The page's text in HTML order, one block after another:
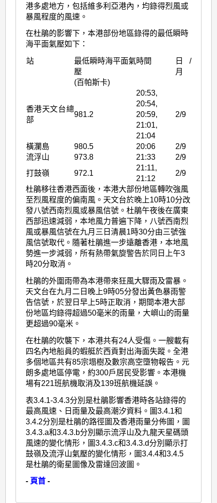
港多處地方，包括維多利亞港內，均錄得烈風或
暴風程度的風速。
在杜鵑的影響下，本港部份地區錄得的最低瞬時
海平面氣壓如下：
站
最低瞬時海平面氣
壓
(百帕斯卡)
時間
日/
月
香港天文台總
部
981.2
20:53,
20:54,
20:59,
21:01,
21:04
2/9
橫瀾島 980.5 20:06
2/9
流浮山
973.8 21:33
2/9
打鼓嶺
972.1
21:11,
21:12
2/9
杜鵑移往香港西面後，本港大部份地區轉吹強風
至烈風程度的偏南風。天文台於晚上10時10分改
發八號西南烈風或暴風信號。杜鵑午夜後在廣東
西部迅速減弱，本地風力普遍下降，八號西南烈
風或暴風信號在九月三日清晨1時30分由三號強
風信號取代。隨著杜鵑進一步遠離香港，本地風
勢進一步減弱，所有熱帶氣旋警告於同日上午3
時20分取消。
杜鵑的外圍雨帶為本港帶來狂風大驟雨及雷暴。
天文台在九月二日晚上9時05分發出黃色暴雨警
告信號，於翌日早上5時正取消，期間本港大部
份地區均錄得超過50毫米的雨量，大嶼山的雨量
更超過90毫米。
在杜鵑的吹襲下，本港共有24人受傷。一艘載有
四名內地船員的蝦艇於西貢對出海面失蹤。全港
多個地區共有85宗塌樹及數宗高空墮物報告。元
朗多處地區停電，約300戶居民受影響。本港機
場有221班航機取消及139班航機延誤。
表3.4.1-3.4.3分別是杜鵑影響香港時各站錄得的
最高風速、日雨量及最高潮汐資料。圖3.4.1和
3.4.2分別是杜鵑的路徑圖及香港雨量分佈圖，圖
3.4.3.a和3.4.3.b分別顯示流浮山及九龍天星碼頭
風速的變化情形，圖3.4.3.c和3.4.3.d分別顯示打
鼓嶺及流浮山氣壓的變化情形，圖3.4.4和3.4.5
是杜鵑的衛星圖像及雷達回波圖。
- 頁首 -